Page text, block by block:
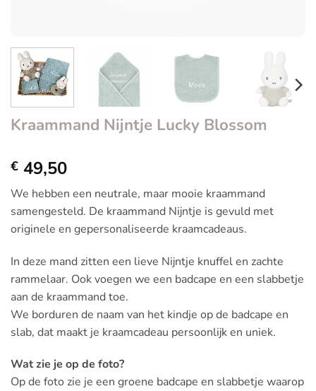
Kraammand Nijntje Lucky Blossom
€ 49,50
We hebben een neutrale, maar mooie kraammand
samengesteld. De kraammand Nijntje is gevuld met
originele en gepersonaliseerde kraamcadeaus.
In deze mand zitten een lieve Nijntje knuffel en zachte
rammelaar. Ook voegen we een badcape en een slabbetje
aan de kraammand toe.
We borduren de naam van het kindje op de badcape en
slab, dat maakt je kraamcadeau persoonlijk en uniek.
Wat zie je op de foto?
Op de foto zie je een groene badcape en slabbetje waarop